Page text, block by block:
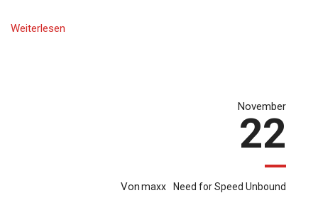
Weiterlesen
November
22
Vonmaxx Need for Speed Unbound